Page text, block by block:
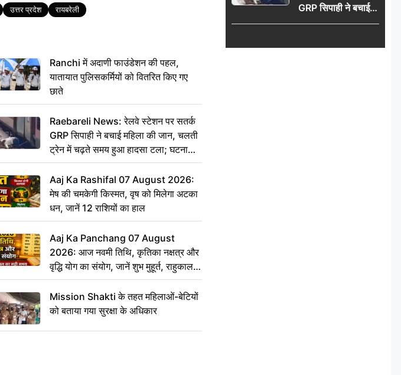
उत्तर प्रदेश रायबरेली
Ranchi में अदाणी फाउंडेशन की पहल,
यातायात पुलिसकर्मियों को वितरित किए गए
छाते
Raebareli News: रेलवे स्टेशन पर सतर्क
GRP सिपाही ने बचाई महिला की जान, चलती
ट्रेन में चढ़ते समय हुआ हादसा टला; घटना
CCTV में कैद
Aaj Ka Rashifal 07 August 2026:
मेष की चमकेगी किस्मत, वृष को मिलेगा अटका
धन, जानें 12 राशियों का हाल
Aaj Ka Panchang 07 August
2026: आज नवमी तिथि, कृतिका नक्षत्र और
वृद्धि योग का संयोग, जानें शुभ मुहूर्त, राहुकाल
का सही समय
Mission Shakti के तहत महिलाओं-बेटियों
को बताया गया सुरक्षा के अधिकार
GRP सिपाही ने बचाई
महिला की जान, चलती
हादसा टला; घटना